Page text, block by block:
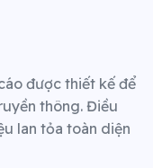
được thiết kế để
thông. Điều
lan tỏa toàn diện